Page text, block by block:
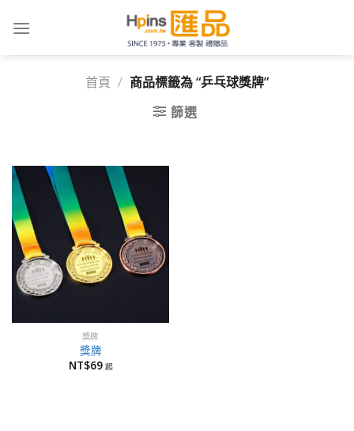
首頁 / 商品標籤為 “乒乓球獎牌”
篩選
獎牌
獎牌
NT$69